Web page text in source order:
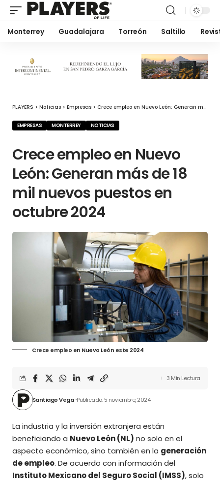
Monterrey Guadalajara Torreón Saltillo
PLAYERS > Noticias > Empresas > Crece empleo en Nuevo León: Generan más de 18 mil nuevos puestos en octubre 2024
EMPRESAS MONTERREY NOTICIAS
Crece empleo en Nuevo
León: Generan más de 18
mil nuevos puestos en
octubre 2024
Crece empleo en Nuevo León este 2024
Santiago Vega Publicado: 5 noviembre, 2024
3 Min Lectura
La industria y la inversión extranjera están
beneficiando a Nuevo León (NL) no solo en el
aspecto económico, sino también en la generación
de empleo. De acuerdo con información del
Instituto Mexicano del Seguro Social (IMSS), solo